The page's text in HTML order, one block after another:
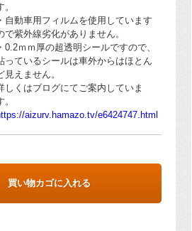
。
・自動車用フィルムを使用しています
で紫外線劣化がありません。
・0.2ｍｍ厚の超透明シールですので、
っているシールは車外からはほとん
見えません。
しくはブログにてご案内していま
。
aizurv.hamazo.tv/e6424747.html
買い物カゴに入れる